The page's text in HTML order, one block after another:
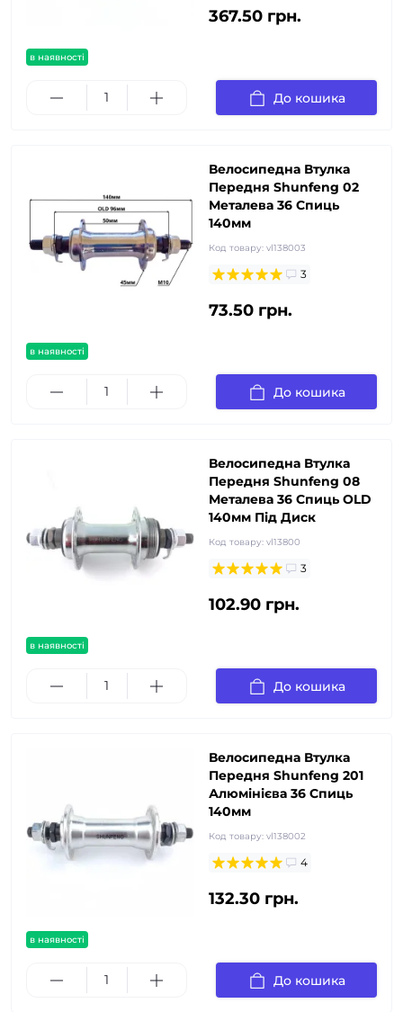
в наявності
367.50 грн.
До кошика
в наявності
Велосипедна Втулка
Передня Shunfeng 02
Металева 36 Спиць
140мм
Код товару: vl138003
3
73.50 грн.
До кошика
в наявності
Велосипедна Втулка
Передня Shunfeng 08
Металева 36 Спиць OLD
140мм Під Диск
Код товару: vl13800
3
102.90 грн.
До кошика
в наявності
Велосипедна Втулка
Передня Shunfeng 201
Алюмінієва 36 Спиць
140мм
Код товару: vl138002
4
132.30 грн.
До кошика